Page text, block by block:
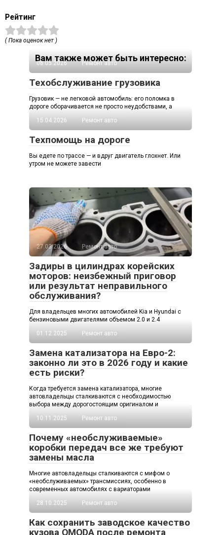
Рейтинг
( Пока оценок нет )
Вам также может быть интересно:
08.05.2026 Ремонт авто
Техобслуживание грузовика
Грузовик — не легковой автомобиль: его поломка в
дороге оборачивается не просто неудобствами, а
15.04.2026
Ремонт авто
Техпомощь на дороге
Вы едете по трассе — и вдруг двигатель глохнет. Или
утром не можете завести
27.03.2026 Ремонт авто
Задиры в цилиндрах корейских
моторов: неизбежный приговор
или результат неправильного
обслуживания?
Для владельцев многих автомобилей Kia и Hyundai с
бензиновыми двигателями объемом 2.0 и 2.4
01.12.2025
Ремонт авто
Замена катализатора на Евро-2:
законно ли это в 2026 году и какие
есть риски?
Когда требуется замена катализатора, многие
автовладельцы сталкиваются с необходимостью
выбора между дорогостоящим оригиналом и
10.11.2025
Ремонт авто
Почему «необслуживаемые»
коробки передач все же требуют
замены масла
Многие автовладельцы сталкиваются с мифом о
«необслуживаемых» трансмиссиях, особенно в
современных автомобилях с вариаторами
28.10.2025
Ремонт авто
Как сохранить заводское качество
кузова OMODA после ремонта